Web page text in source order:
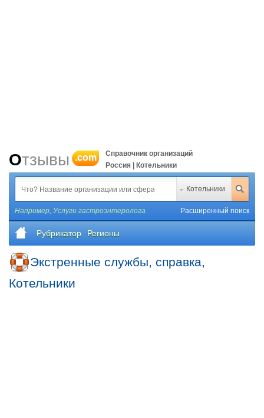
Отзывы .com
Справочник организаций
Россия | Котельники
Котельники
Например, Услуги гастроэнтеролога Расширенный поиск
Рубрикатор Регионы
Экстренные службы, справка,
Котельники